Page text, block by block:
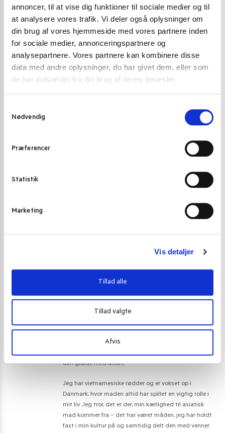
annoncer, til at vise dig funktioner til sociale medier og til
at analysere vores trafik. Vi deler også oplysninger om
din brug af vores hjemmeside med vores partnere inden
for sociale medier, annonceringspartnere og
analysepartnere. Vores partnere kan kombinere disse
data med andre oplysninger, du har givet dem, eller som
de har indsamlet fra din brug af deres tjenester.
Nødvendig
Præferencer
Statistik
Marketing
Vis detaljer
Tillad alle
Tillad valgte
Afvis
Tilda Pure Basmati ris 1 kg.
89,00kr.
Skriv mig op
Summary
Hvad er basmatiris, og hvordan bruger du det
basmatiris. Læs med på Pandasia.dk.
Hej! Jeg hedder AnhDu og er personen bag
Pandasia.dk.
du ser – også mange af opskrifterne. Jeg er ikke
uddannet kok, men jeg elsker asiatisk mad. Altid har
gjort det. Og måske vigtigst af alt: jeg elsker at dele
den glæde med andre.
Jeg har vietnamesiske rødder og er vokset op i
Danmark, hvor maden altid har spillet en vigtig rolle i
mit liv. Jeg tror, det er der, min kærlighed til asiatisk
mad kommer fra – det har været måden, jeg har holdt
fast i min kultur på og samtidig delt den med venner